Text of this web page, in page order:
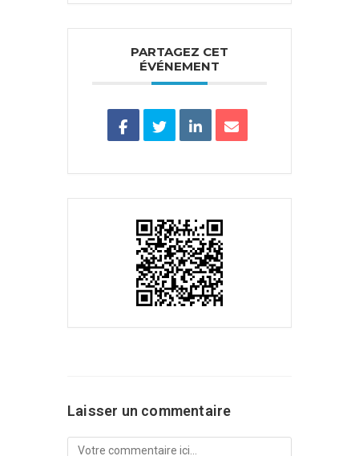
PARTAGEZ CET
ÉVÉNEMENT
Laisser un commentaire